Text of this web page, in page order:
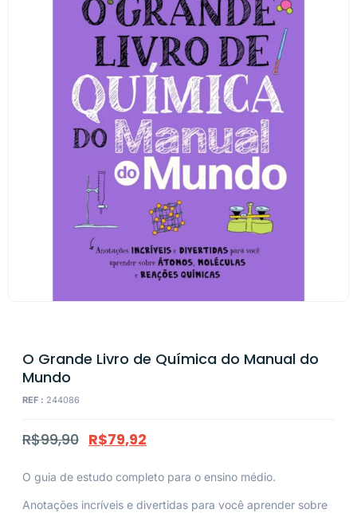
O Grande Livro de Química do Manual do
Mundo
REF : 244086
R$99,90 R$79,92
O guia de estudo completo para o ensino médio.
Anotações incríveis e divertidas para você aprender sobre